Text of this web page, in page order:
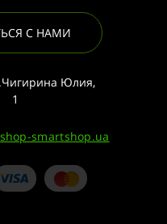
С НАМИ
Юлия,
1
smartshop.ua